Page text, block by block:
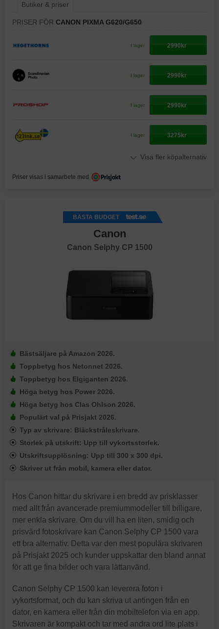
Butiker & priser
PRISER FÖR CANON PIXMA G620/G650
I lager 2990kr
I lager 2990kr
I lager 2990kr
I lager 3275kr
Visa fler köpalternativ
Priser visas i samarbete med
BÄSTA BUDGET
Canon
Canon Selphy CP 1500
Bästsäljare på Amazon 2026.
Toppbetyg hos Netonnet 2026.
Toppbetyg hos Elgiganten 2026.
Höga betyg hos Power 2026.
Höga betyg hos Clas Ohlson 2026.
Populärt val på Prisjakt 2026.
Typ av skrivare: Bläckstråleskrivare.
Storlek på utskrift: Upp till vykortsstorlek.
Utskriftsupplösning: Upp till 300 x 300 dpi.
Skriver ut från mobil, kamera eller dator.
Hos Canon hittar du skrivare i en bredd av prisklasser
med allt från avancerade premiummodeller till billigare,
mer enkla skrivare. Om du vill ha en liten, smidig och
prisvärd fotoskrivare kan Canon Selphy CP 1500 vara
ett bra alternativ. Detta var den mest populära skrivaren
på Prisjakt 2025 och kunder uppskattar den bland annat
för att ge fina bilder och vara lättanvänd.
Canon Selphy CP 1500 kan leverera foton i
vykortsformat, och du kan skriva ut antingen från en
dator, en kamera eller från din mobiltelefon via en app.
Skrivaren är kompakt och tar med andra ord lite plats i